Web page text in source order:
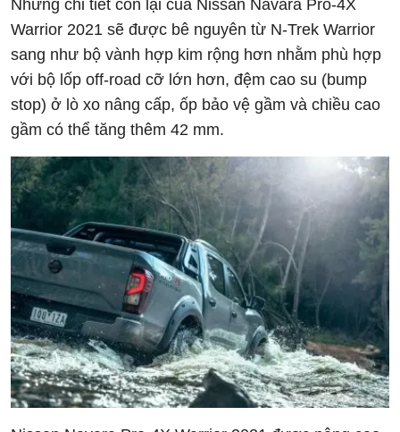
Những chi tiết còn lại của Nissan Navara Pro-4X
Warrior 2021 sẽ được bê nguyên từ N-Trek Warrior
sang như bộ vành hợp kim rộng hơn nhằm phù hợp
với bộ lốp off-road cỡ lớn hơn, đệm cao su (bump
stop) ở lò xo nâng cấp, ốp bảo vệ gầm và chiều cao
gầm có thể tăng thêm 42 mm.